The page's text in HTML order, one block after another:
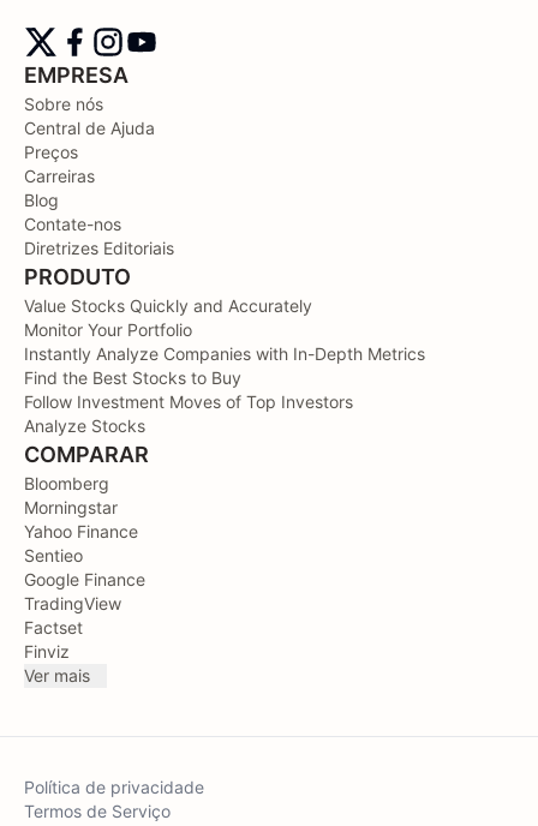
EMPRESA
Sobre nós
Central de Ajuda
Preços
Carreiras
Blog
Contate-nos
Diretrizes Editoriais
PRODUTO
Value Stocks Quickly and Accurately
Monitor Your Portfolio
Instantly Analyze Companies with In-Depth Metrics
Find the Best Stocks to Buy
Follow Investment Moves of Top Investors
Analyze Stocks
COMPARAR
Bloomberg
Morningstar
Yahoo Finance
Sentieo
Google Finance
TradingView
Factset
Finviz
Ver mais
Política de privacidade
Termos de Serviço